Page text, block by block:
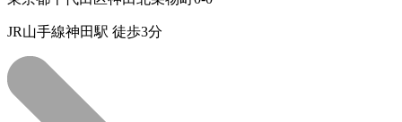
JR山手線神田駅 徒歩3分